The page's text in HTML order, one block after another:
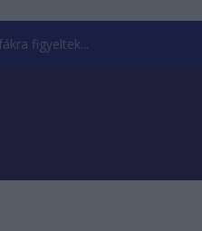
figyeltek...